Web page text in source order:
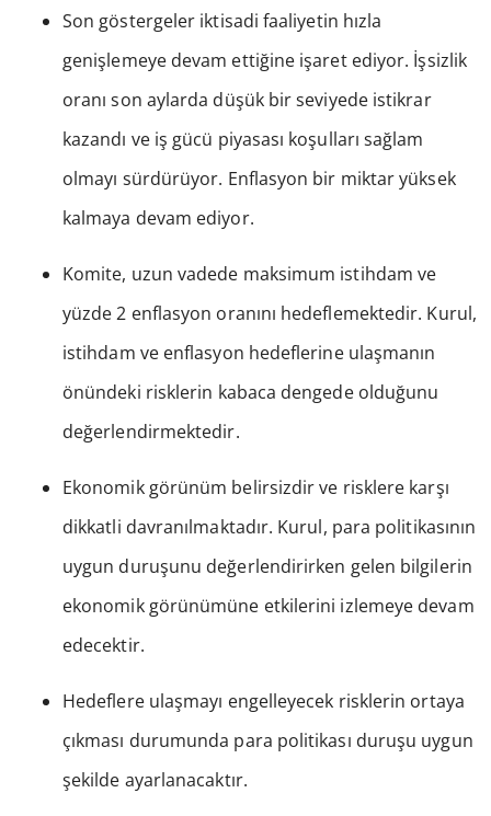
Son göstergeler iktisadi faaliyetin hızla
genişlemeye devam ettiğine işaret ediyor. İşsizlik
oranı son aylarda düşük bir seviyede istikrar
kazandı ve iş gücü piyasası koşulları sağlam
olmayı sürdürüyor. Enflasyon bir miktar yüksek
kalmaya devam ediyor.
Komite, uzun vadede maksimum istihdam ve
yüzde 2 enflasyon oranını hedeflemektedir. Kurul,
istihdam ve enflasyon hedeflerine ulaşmanın
önündeki risklerin kabaca dengede olduğunu
değerlendirmektedir.
Ekonomik görünüm belirsizdir ve risklere karşı
dikkatli davranılmaktadır. Kurul, para politikasının
uygun duruşunu değerlendirirken gelen bilgilerin
ekonomik görünümüne etkilerini izlemeye devam
edecektir.
Hedeflere ulaşmayı engelleyecek risklerin ortaya
çıkması durumunda para politikası duruşu uygun
şekilde ayarlanacaktır.